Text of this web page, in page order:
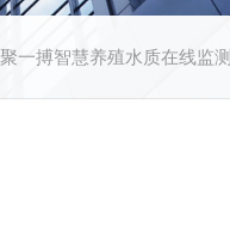
聚一搏智慧养殖水质在线监